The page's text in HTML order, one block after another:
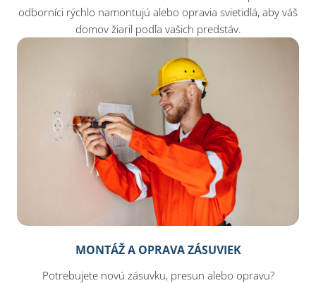
odborníci rýchlo namontujú alebo opravia svietidlá, aby váš
domov žiaril podľa vašich predstáv.
MONTÁŽ A OPRAVA ZÁSUVIEK
Potrebujete novú zásuvku, presun alebo opravu?